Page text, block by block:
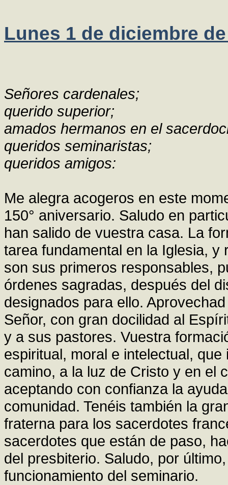
Lunes 1 de diciembre
Señores cardenales;
querido superior;
amados hermanos en el
queridos seminaristas;
queridos amigos:
Me alegra acogeros en este
150° aniversario. Saludo en
han salido de vuestra casa. La
tarea fundamental en la Iglesia,
son sus primeros responsables,
órdenes sagradas, después del
designados para ello.
Señor, con gran docilidad al
y a sus pastores. Vuestra
espiritual, moral e intelectual,
camino, a la luz de Cristo y en el
aceptando con confianza la
comunidad. Tenéis también la
fraterna para los sacerdotes
sacerdotes que están de paso,
del presbiterio. Saludo, por
funcionamiento del seminario.